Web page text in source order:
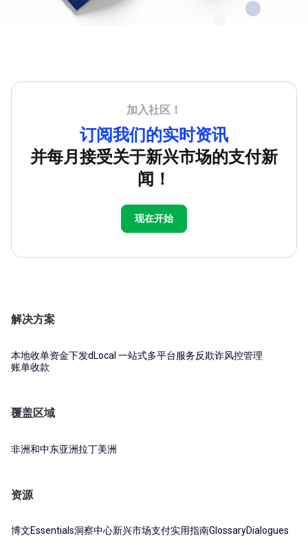
加入社区！
订阅我们的实时资讯
并每月接受关于新兴市场的支付新
闻！
现在开始
解决方案
本地收单资金下发dLocal 一站式多平台服务反欺诈风控管理
账单收款
覆盖区域
非洲和中东亚洲拉丁美洲
资源
博文Essentials洞察中心新兴市场支付实用指南GlossaryDialogues